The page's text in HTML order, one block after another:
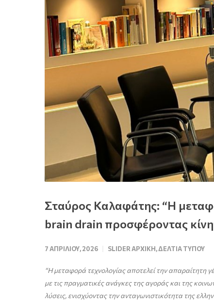
Σταύρος Καλαφάτης: “Η
brain drain προσφέροντας
7 ΑΠΡΙΛΊΟΥ, 2026 SLIDER ΑΡΧΙΚΉ,ΔΕΛΤΊΑ ΤΎΠΟΥ
“Η μεταφορά τεχνολογίας αποτελεί την απαραίτητη
με τις πραγματικές ανάγκες της αγοράς και της
λύσεις, ενισχύοντας την ανταγωνιστικότητα της